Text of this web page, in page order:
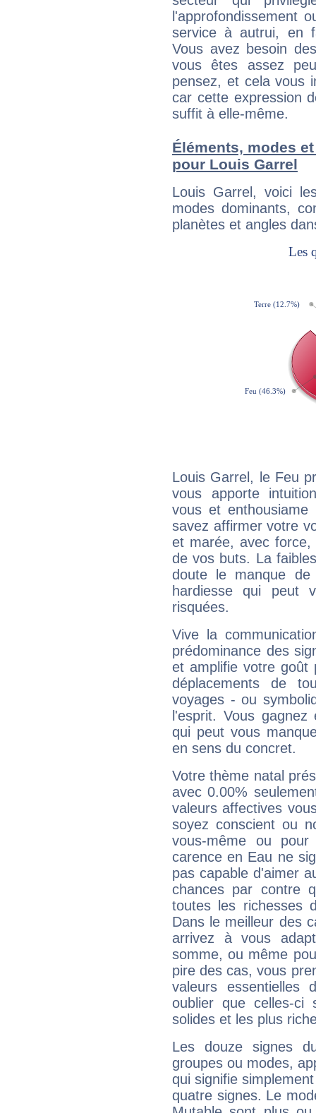
l'approfondissement
service à autrui, en
Vous avez besoin
vous êtes assez
pensez, et cela vous
car cette expression
suffit à elle-même.
Éléments, modes
pour Louis Garrel
Louis Garrel, voici
modes dominants,
planètes et angles
Louis Garrel, le Feu
vous apporte
vous et
savez affirmer votre
et marée, avec
de vos buts. La
doute le manque
hardiesse qui peut
risquées.
Vive la
prédominance des
et amplifie votre goût
déplacements de
voyages - ou
l'esprit. Vous
qui peut vous
en sens du concret.
Votre thème natal
avec 0.00%
valeurs affectives
soyez conscient ou
vous-même ou
carence en Eau ne
pas capable d'aimer
chances par contre
toutes les richesses
Dans le meilleur des
arrivez à vous
somme, ou même
pire des cas, vous
valeurs
oublier que celles-
solides et les plus
Les douze signes
groupes ou modes,
qui signifie
quatre signes. Le